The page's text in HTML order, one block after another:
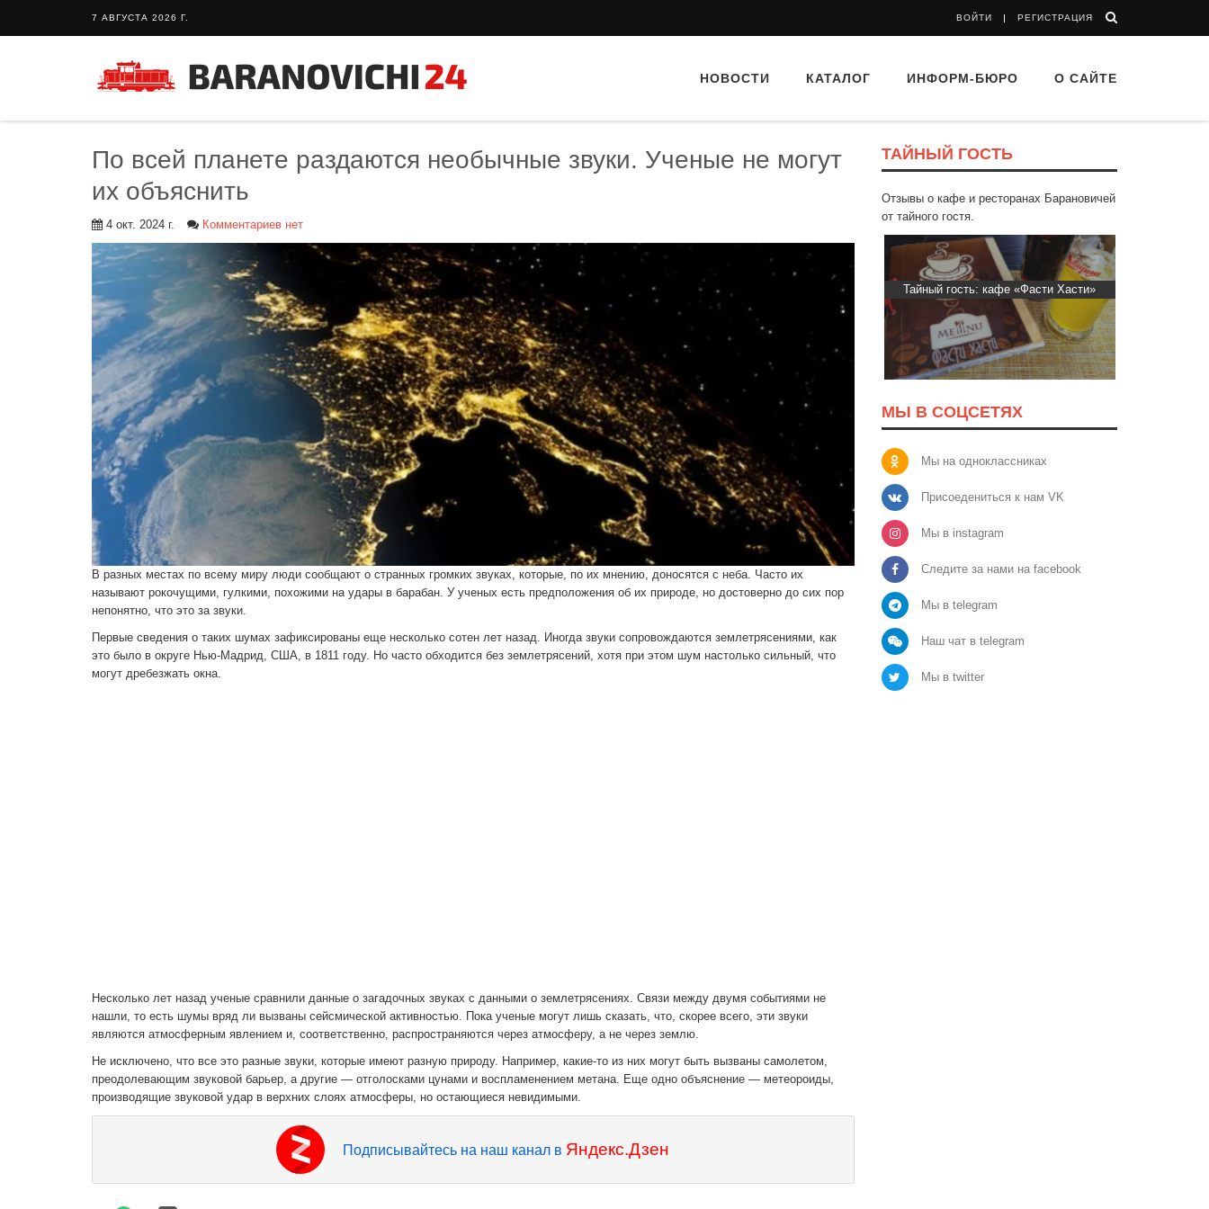
7 АВГУСТА 2026 Г. ВОЙТИ РЕГИСТРАЦИЯ
НОВОСТИ КАТАЛОГ ИНФОРМ-БЮРО О САЙТЕ
По всей планете раздаются необычные звуки. Ученые не могут
их объяснить
4 окт. 2024 г. Комментариев нет
В разных местах по всему миру люди сообщают о странных громких звуках, которые, по их мнению, доносятся с неба. Часто их
называют рокочущими, гулкими, похожими на удары в барабан. У ученых есть предположения об их природе, но достоверно до сих пор
непонятно, что это за звуки.
Первые сведения о таких шумах зафиксированы еще несколько сотен лет назад. Иногда звуки сопровождаются землетрясениями, как
это было в округе Нью-Мадрид, США, в 1811 году. Но часто обходится без землетрясений, хотя при этом шум настолько сильный, что
могут дребезжать окна.
Несколько лет назад ученые сравнили данные о загадочных звуках с данными о землетрясениях. Связи между двумя событиями не
нашли, то есть шумы вряд ли вызваны сейсмической активностью. Пока ученые могут лишь сказать, что, скорее всего, эти звуки
являются атмосферным явлением и, соответственно, распространяются через атмосферу, а не через землю.
Не исключено, что все это разные звуки, которые имеют разную природу. Например, какие-то из них могут быть вызваны самолетом,
преодолевающим звуковой барьер, а другие — отголосками цунами и воспламенением метана. Еще одно объяснение — метеороиды,
производящие звуковой удар в верхних слоях атмосферы, но остающиеся невидимыми.
Подписывайтесь на наш канал в Яндекс.Дзен
ТАЙНЫЙ ГОСТЬ
Отзывы о кафе и ресторанах Барановичей
от тайного гостя.
Тайный гость: Кафе "Grand Buffet" Тайный гость: кафе «Фасти Хасти»
МЫ В СОЦСЕТЯХ
Мы на одноклассниках
Присоедениться к нам VK
Мы в instagram
Следите за нами на facebook
Мы в telegram
Наш чат в telegram
Мы в twitter